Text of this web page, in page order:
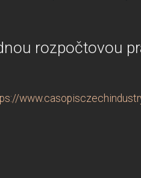
rozpočtovou